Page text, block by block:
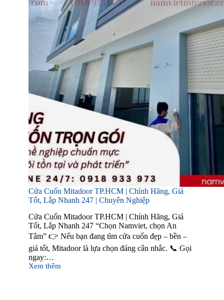
Cửa Cuốn Mitadoor TP.HCM | Chính Hãng, Giá
Tốt, Lắp Nhanh 247 | Chuyên Nghiệp
Cửa Cuốn Mitadoor TP.HCM | Chính Hãng, Giá
Tốt, Lắp Nhanh 247 “Chọn Namviet, chọn An
Tâm” 👉 Nếu bạn đang tìm cửa cuốn đẹp – bền –
giá tốt, Mitadoor là lựa chọn đáng cân nhắc. 📞 Gọi
ngay:…
Xem thêm